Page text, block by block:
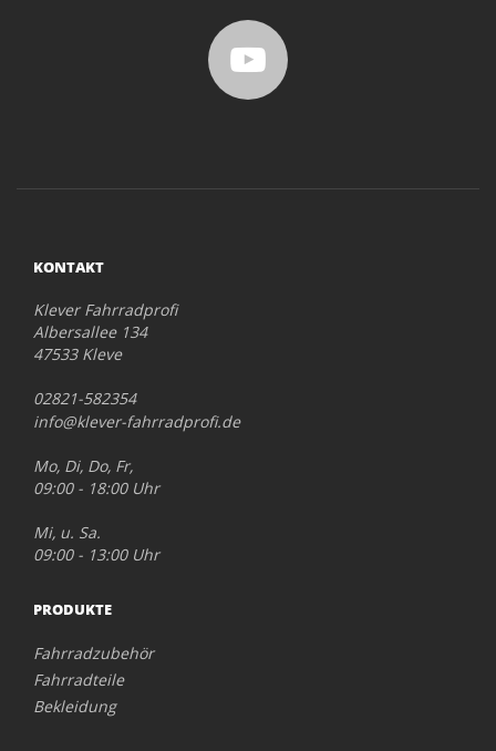
KONTAKT
Klever Fahrradprofi
Albersallee 134
47533 Kleve
02821-582354
info@klever-fahrradprofi.de
Mo, Di, Do, Fr,
09:00 - 18:00 Uhr
Mi, u. Sa.
09:00 - 13:00 Uhr
PRODUKTE
Fahrradzubehör
Fahrradteile
Bekleidung